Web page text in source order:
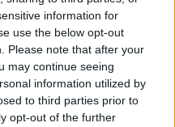
information for
use the below opt-out
Please note that after your
may continue seeing
information utilized by
to third parties prior to
opt-out of the further
del CV Roquetes a l’estatal
Roquetes repetirà al
juvenil